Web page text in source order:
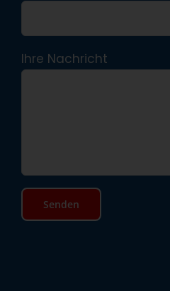
Ihre Nachricht